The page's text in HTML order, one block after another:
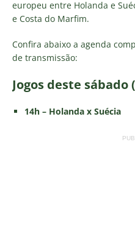
europeu entre Holanda e
e Costa do Marfim.
Confira abaixo a agenda
de transmissão:
Jogos deste sábado
14h – Holanda x Suécia